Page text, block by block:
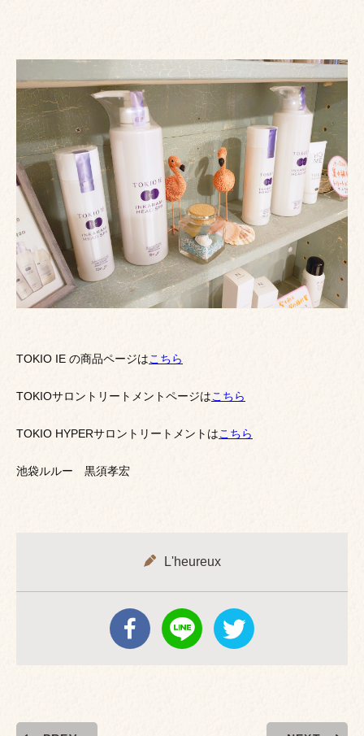
TOKIO IE の商品ページはこちら
TOKIOサロントリートメントページはこちら
TOKIO HYPERサロントリートメントはこちら
池袋ルルー 黒須孝宏
L'heureux